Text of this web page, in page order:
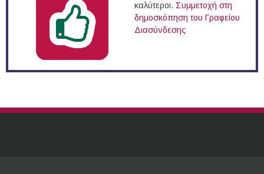
καλύτεροι. Συμμετοχή στη
δημοσκόπηση του Γραφείου
Διασύνδεσης